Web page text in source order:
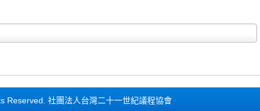
Reserved. 社團法人台灣二十一世紀議程協會